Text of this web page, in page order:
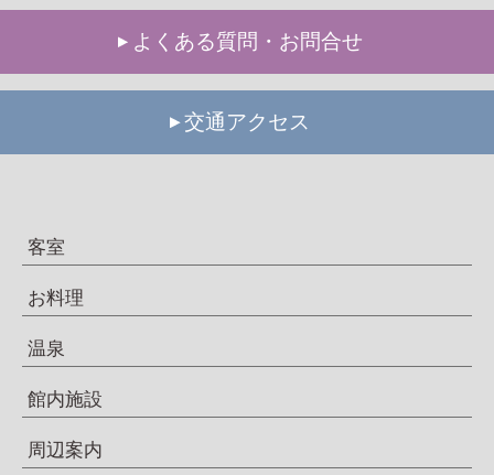
よくある質問・お問合せ
交通アクセス
客室
お料理
温泉
館内施設
周辺案内